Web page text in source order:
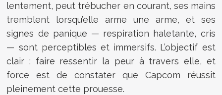
lentement, peut trébucher en courant, ses mains
tremblent lorsqu’elle arme une arme, et ses
signes de panique — respiration haletante, cris
— sont perceptibles et immersifs. L’objectif est
clair : faire ressentir la peur à travers elle, et
force est de constater que Capcom réussit
pleinement cette prouesse.